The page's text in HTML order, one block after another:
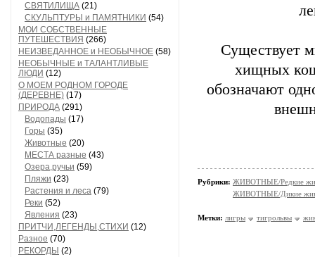
СВЯТИЛИЩА (21)
СКУЛЬПТУРЫ и ПАМЯТНИКИ (54)
МОИ СОБСТВЕННЫЕ
ПУТЕШЕСТВИЯ (266)
НЕИЗВЕДАННОЕ и НЕОБЫЧНОЕ (58)
НЕОБЫЧНЫЕ и ТАЛАНТЛИВЫЕ
ЛЮДИ (12)
О МОЕМ РОДНОМ ГОРОДЕ
(ДЕРЕВНЕ) (17)
ПРИРОДА (291)
Водопады (17)
Горы (35)
Животные (20)
МЕСТА разные (43)
Озера,ручьи (59)
Пляжи (23)
Растения и леса (79)
Реки (52)
Явления (23)
ПРИТЧИ,ЛЕГЕНДЫ,СТИХИ (12)
Разное (70)
РЕКОРДЫ (2)
Существует
хищных
обозначают
Рубрики: ЖИВОТНЫЕ/Редкие
ЖИВОТНЫЕ/Дикие
Метки: лигры тигрольвы